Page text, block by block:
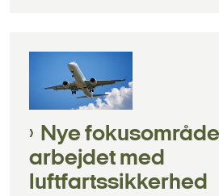
Nye
arbejdet med
luftfartssikkerhed